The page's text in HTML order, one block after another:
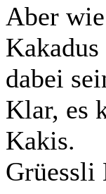
Aber
dabei
Klar, es
Kakis.
Grüessli